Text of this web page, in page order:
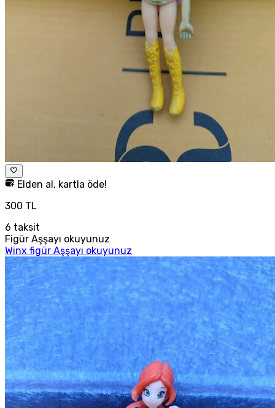
Elden al, kartla öde!
300 TL
6 taksit
Figür Aşşayı okuyunuz
Winx figür Aşşayı okuyunuz